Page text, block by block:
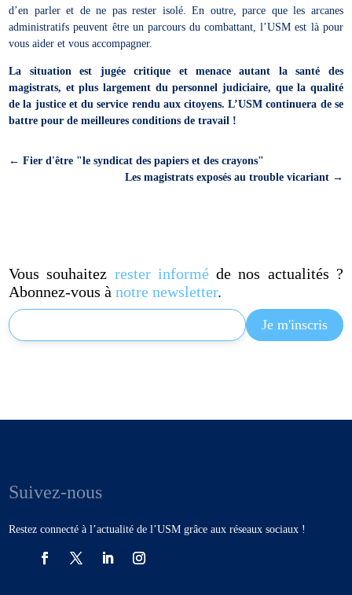
d’en parler et de ne pas rester isolé. En outre, parce que les arcanes
administratifs peuvent être un parcours du combattant, l’USM est là pour
vous aider et vous accompagner.
La situation est jugée critique et menace autant la santé des
magistrats, et plus largement du personnel judiciaire, que la qualité
de la justice et du service rendu aux citoyens. L’USM continuera de se
battre pour de meilleures conditions de travail !
←Fier d'être "le syndicat des papiers et des crayons"
Les magistrats exposés au trouble vicariant→
Vous souhaitez rester informéde nos actualités ?
Abonnez-vous ànotre newsletter.
Suivez-nous
Restez connecté à l’actualité de l’USM grâce aux réseaux sociaux !